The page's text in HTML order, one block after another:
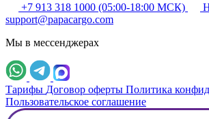
+7 913 318 1000 (05:00-18:00 МСК)
support@papacargo.com
Мы в мессенджерах
Тарифы Договор оферты Политика
Пользовательское соглашение